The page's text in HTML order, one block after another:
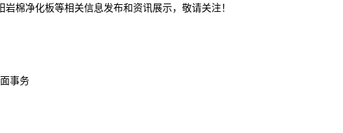
棉净化板等相关信息发布和资讯展示，敬请关注！
事务